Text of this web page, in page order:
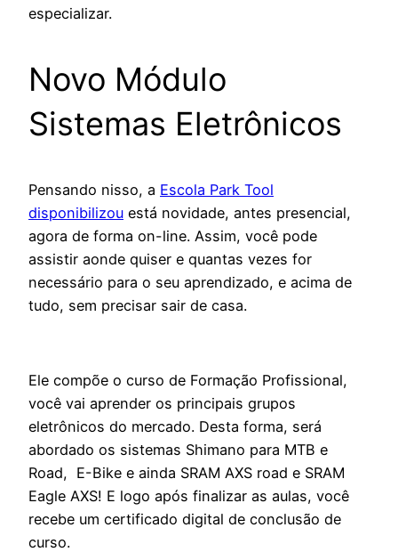
especializar.
Novo Módulo
Sistemas Eletrônicos
Pensando nisso, a Escola Park Tool
disponibilizou está novidade, antes presencial,
agora de forma on-line. Assim, você pode
assistir aonde quiser e quantas vezes for
necessário para o seu aprendizado, e acima de
tudo, sem precisar sair de casa.
Ele compõe o curso de Formação Profissional,
você vai aprender os principais grupos
eletrônicos do mercado. Desta forma, será
abordado os sistemas Shimano para MTB e
Road, E-Bike e ainda SRAM AXS road e SRAM
Eagle AXS! E logo após finalizar as aulas, você
recebe um certificado digital de conclusão de
curso.